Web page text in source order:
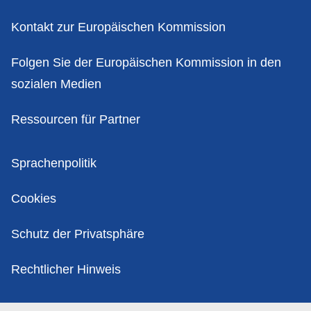
Kontakt zur Europäischen Kommission
Folgen Sie der Europäischen Kommission in den
sozialen Medien
Ressourcen für Partner
Politik
Sprachenpolitik
Cookies
Schutz der Privatsphäre
Rechtlicher Hinweis